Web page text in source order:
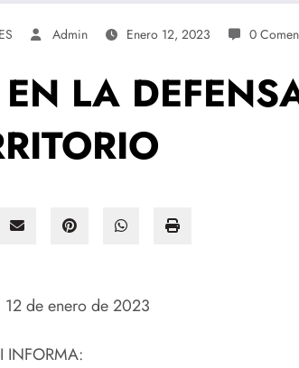
Admin Enero 12, 2023 0
LA
de enero de 2023
INFORMA: